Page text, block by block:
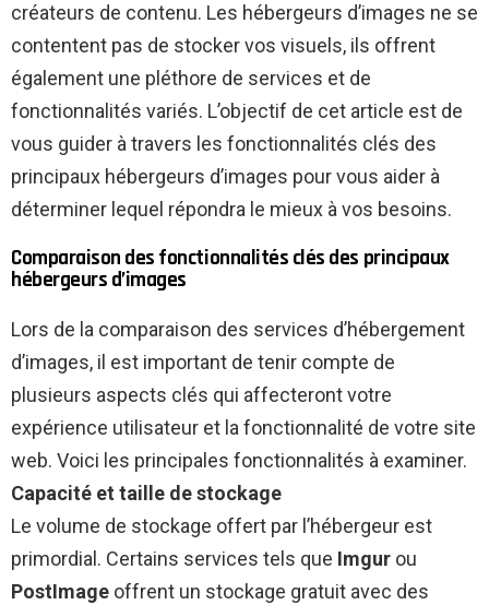
créateurs de contenu. Les hébergeurs d’images ne se
contentent pas de stocker vos visuels, ils offrent
également une pléthore de services et de
fonctionnalités variés. L’objectif de cet article est de
vous guider à travers les fonctionnalités clés des
principaux hébergeurs d’images pour vous aider à
déterminer lequel répondra le mieux à vos besoins.
Comparaison des fonctionnalités clés des principaux
hébergeurs d’images
Lors de la comparaison des services d’hébergement
d’images, il est important de tenir compte de
plusieurs aspects clés qui affecteront votre
expérience utilisateur et la fonctionnalité de votre site
web. Voici les principales fonctionnalités à examiner.
Capacité et taille de stockage
Le volume de stockage offert par l’hébergeur est
primordial. Certains services tels que Imgur ou
PostImage offrent un stockage gratuit avec des